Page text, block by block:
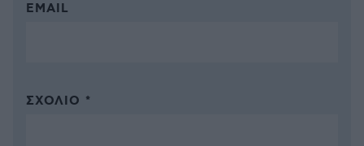
EMAIL
ΣΧΌΛΙΟ *